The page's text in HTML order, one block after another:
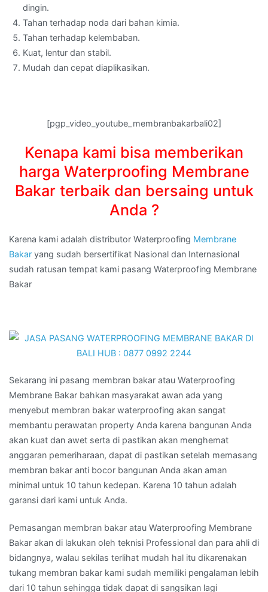
dingin.
Tahan terhadap noda dari bahan kimia.
Tahan terhadap kelembaban.
Kuat, lentur dan stabil.
Mudah dan cepat diaplikasikan.
[pgp_video_youtube_membranbakarbali02]
Kenapa kami bisa memberikan
harga Waterproofing Membrane
Bakar terbaik dan bersaing untuk
Anda ?
Karena kami adalah distributor Waterproofing Membrane
Bakar yang sudah bersertifikat Nasional dan Internasional
sudah ratusan tempat kami pasang Waterproofing Membrane
Bakar
Sekarang ini pasang membran bakar atau Waterproofing
Membrane Bakar bahkan masyarakat awan ada yang
menyebut membran bakar waterproofing akan sangat
membantu perawatan property Anda karena bangunan Anda
akan kuat dan awet serta di pastikan akan menghemat
anggaran pemeriharaan, dapat di pastikan setelah memasang
membran bakar anti bocor bangunan Anda akan aman
minimal untuk 10 tahun kedepan. Karena 10 tahun adalah
garansi dari kami untuk Anda.
Pemasangan membran bakar atau Waterproofing Membrane
Bakar akan di lakukan oleh teknisi Professional dan para ahli di
bidangnya, walau sekilas terlihat mudah hal itu dikarenakan
tukang membran bakar kami sudah memiliki pengalaman lebih
dari 10 tahun sehingga tidak dapat di sangsikan lagi